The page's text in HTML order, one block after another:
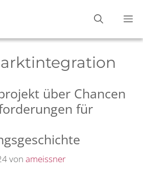
über Chancen
für
von ameissner